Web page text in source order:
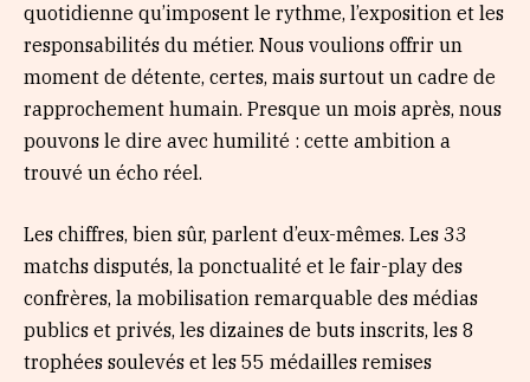
quotidienne qu’imposent le rythme, l’exposition et les
responsabilités du métier. Nous voulions offrir un
moment de détente, certes, mais surtout un cadre de
rapprochement humain. Presque un mois après, nous
pouvons le dire avec humilité : cette ambition a
trouvé un écho réel.
Les chiffres, bien sûr, parlent d’eux-mêmes. Les 33
matchs disputés, la ponctualité et le fair-play des
confrères, la mobilisation remarquable des médias
publics et privés, les dizaines de buts inscrits, les 8
trophées soulevés et les 55 médailles remises